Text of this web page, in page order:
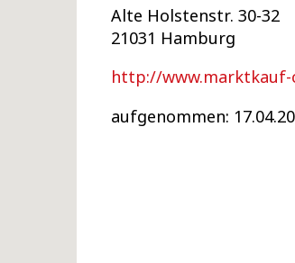
Alte Holstenstr. 30-32
21031 Hamburg
http://
aufgenommen: